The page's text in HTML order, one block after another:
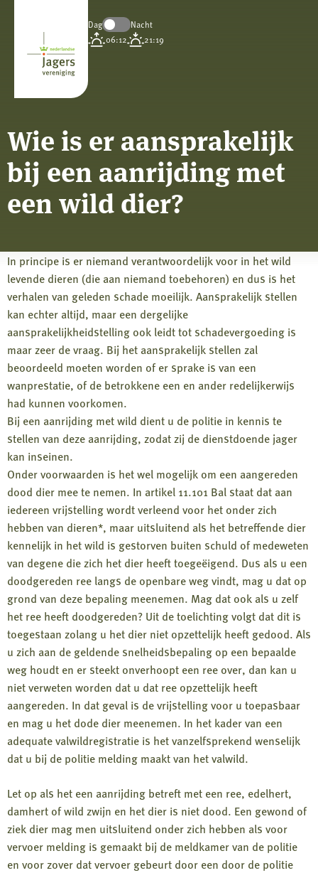
Koninklijke
Nederlandse
Jagersvereniging
Dag
Nacht
06:12
21:19
Wie is er aansprakelijk
bij een aanrijding met
een wild dier?
In principe is er niemand verantwoordelijk voor in het wild
levende dieren (die aan niemand toebehoren) en dus is het
verhalen van geleden schade moeilijk. Aansprakelijk stellen
kan echter altijd, maar een dergelijke
aansprakelijkheidstelling ook leidt tot schadevergoeding is
maar zeer de vraag. Bij het aansprakelijk stellen zal
beoordeeld moeten worden of er sprake is van een
wanprestatie, of de betrokkene een en ander redelijkerwijs
had kunnen voorkomen.
Bij een aanrijding met wild dient u de politie in kennis te
stellen van deze aanrijding, zodat zij de dienstdoende jager
kan inseinen.
Onder voorwaarden is het wel mogelijk om een aangereden
dood dier mee te nemen. In artikel 11.101 Bal staat dat aan
iedereen vrijstelling wordt verleend voor het onder zich
hebben van dieren*, maar uitsluitend als het betreffende dier
kennelijk in het wild is gestorven buiten schuld of medeweten
van degene die zich het dier heeft toegeëigend. Dus als u een
doodgereden ree langs de openbare weg vindt, mag u dat op
grond van deze bepaling meenemen. Mag dat ook als u zelf
het ree heeft doodgereden? Uit de toelichting volgt dat dit is
toegestaan zolang u het dier niet opzettelijk heeft gedood. Als
u zich aan de geldende snelheidsbepaling op een bepaalde
weg houdt en er steekt onverhoopt een ree over, dan kan u
niet verweten worden dat u dat ree opzettelijk heeft
aangereden. In dat geval is de vrijstelling voor u toepasbaar
en mag u het dode dier meenemen. In het kader van een
adequate valwildregistratie is het vanzelfsprekend wenselijk
dat u bij de politie melding maakt van het valwild.
Let op als het een aanrijding betreft met een ree, edelhert,
damhert of wild zwijn en het dier is niet dood. Een gewond of
ziek dier mag men uitsluitend onder zich hebben als voor
vervoer melding is gemaakt bij de meldkamer van de politie
en voor zover dat vervoer gebeurt door een door de politie